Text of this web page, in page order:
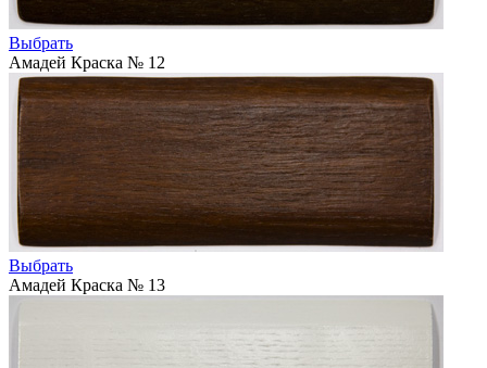
Выбрать
Амадей Краска № 12
Выбрать
Амадей Краска № 13